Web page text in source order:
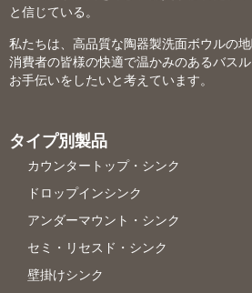
と信じている。
私たちは、高品質な陶器製洗面ボウルの地
消費者の皆様の快適で温かみのあるバス
お手伝いをしたいと考えています。
タイプ別製品
カウンタートップ・シンク
ドロップインシンク
アンダーマウント・シンク
セミ・リセスド・シンク
壁掛けシンク